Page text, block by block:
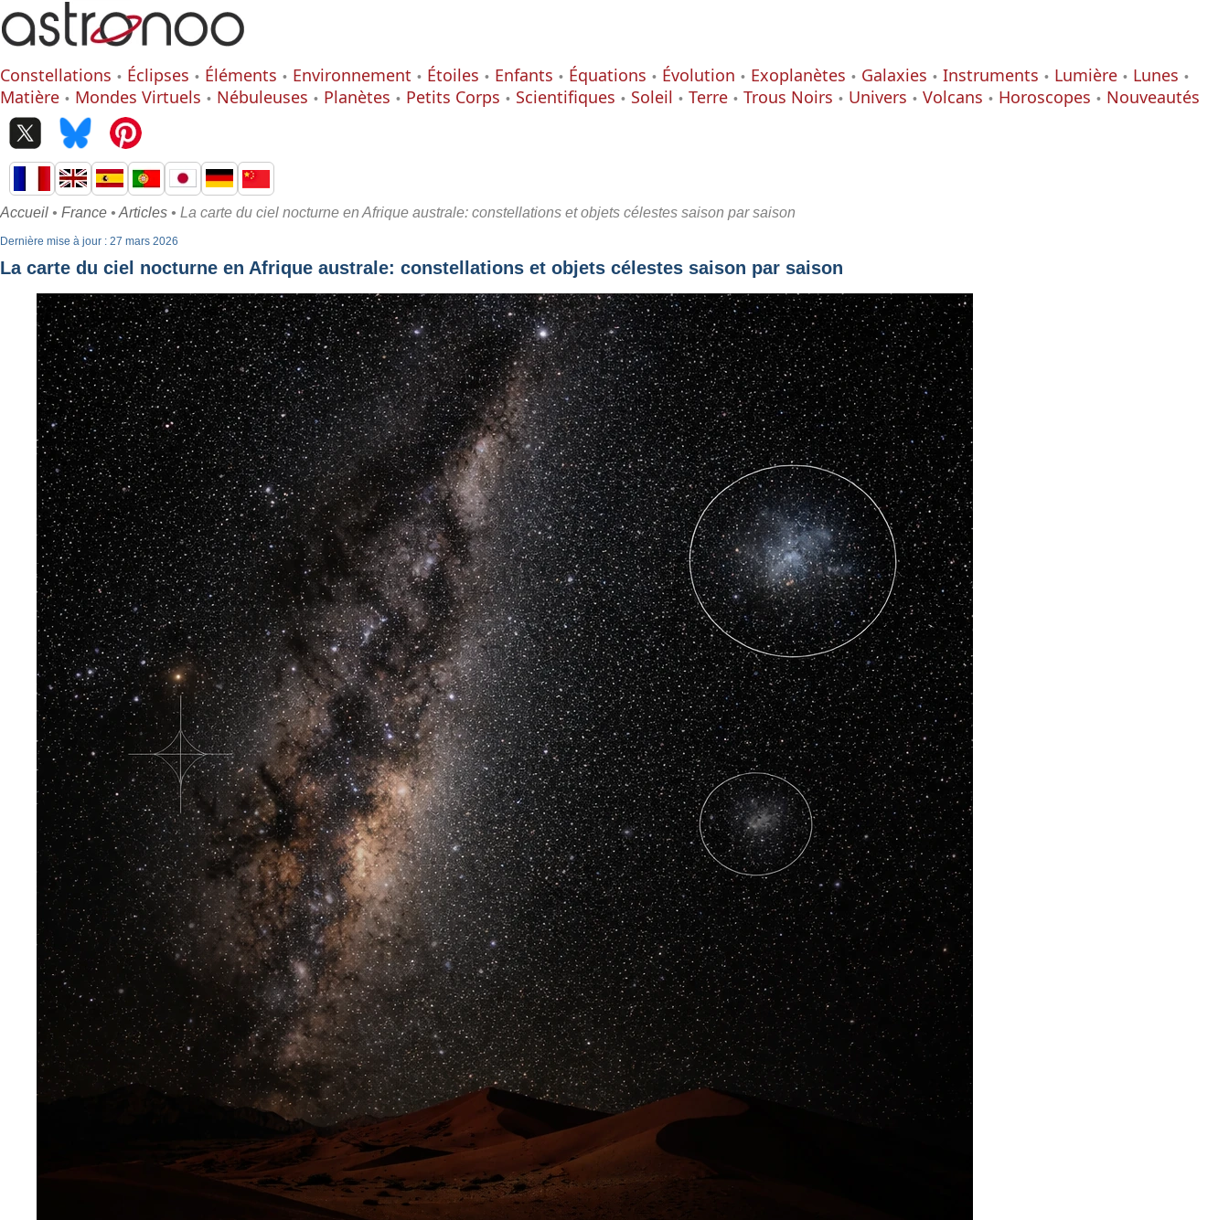
Constellations Éclipses Éléments Environnement Étoiles Enfants Équations Évolution Exoplanètes Galaxies Instruments Lumière
Lunes
Matière
Mondes Virtuels Nébuleuses Planètes Petits Corps Scientifiques Soleil Terre Trous Noirs Univers Volcans Horoscopes Nouveautés
Accueil • France • Articles • La carte du ciel nocturne en Afrique australe: constellations et objets célestes saison par saison
Dernière mise à jour : 27 mars 2026
La carte du ciel nocturne en Afrique australe: constellations et objets célestes saison par saison